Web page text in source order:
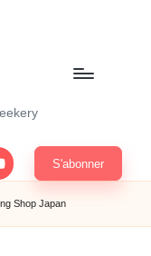
S'abonner
Shop Japan